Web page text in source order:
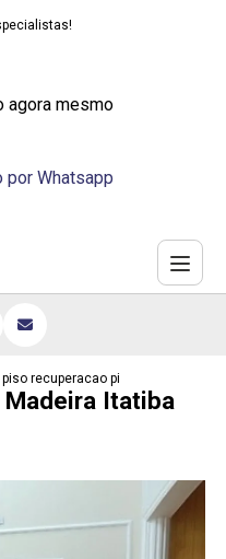
agora mesmo
por Whatsapp
laminado de madeira
recuperacao pisos de madeira
Itatiba